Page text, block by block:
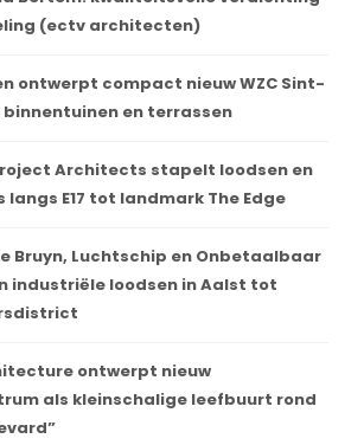
(ectv architecten)
ontwerpt compact nieuw WZC Sint-
en terrassen
Architects stapelt loodsen en
E17 tot landmark The Edge
Bruyn, Luchtschip en Onbetaalbaar
industriële loodsen in Aalst tot
ontwerpt nieuw
als kleinschalige leefbuurt rond